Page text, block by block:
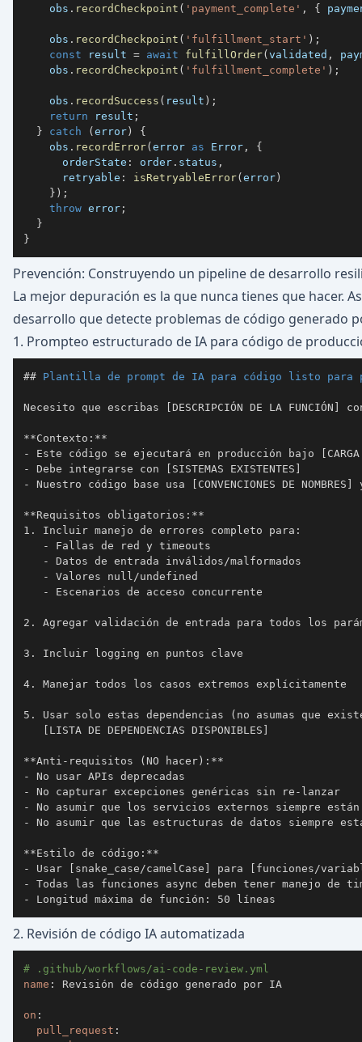
    obs
. recordCheckpoint ( 'payment_complete' , {
    obs
. recordCheckpoint ( 'fulfillment_start' ) ;
const result = await fulfillOrder(validated ,
    obs
. recordCheckpoint ( 'fulfillment_complete' ) ;
    obs
. recordSuccess ( result ) ;
return result ;
}
catch (error)
{
    obs
. recordError(error as Error ,
{
      orderState
: order . status ,
      retryable
: isRetryableError(error)
} ) ;
throw error ;
}
}
Prevención: Construyendo un pipeline de desarrollo
La mejor depuración es la que nunca tienes que hacer.
desarrollo que detecte problemas de código generado
1. Prompteo estructurado de IA para código de
## Plantilla de prompt de IA para código listo para
Necesito que escribas [DESCRIPCIÓN DE LA
**Contexto: **
-
-
-
**Requisitos obligatorios: **
1.
-
-
-
-
2.
3.
4.
5.
   [LISTA DE DEPENDENCIAS DISPONIBLES]
**Anti-requisitos (NO hacer): **
-
-
-
-
**Estilo de código: **
-
-
-
Longitud máxima de función: 50 líneas
2. Revisión de código IA automatizada
# .github/workflows/ai-code-review.yml
name :
on :
pull_request :